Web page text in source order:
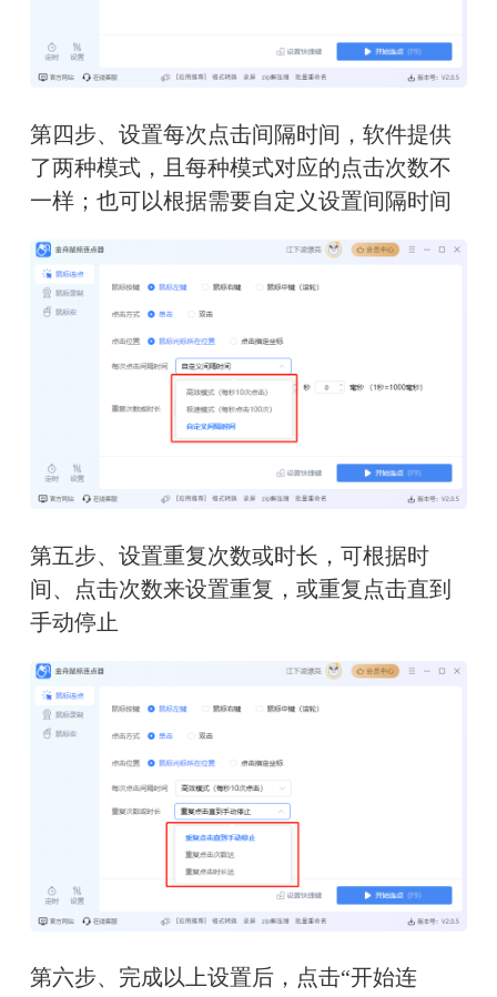
第四步、设置每次点击间隔时间，软件提供
了两种模式，且每种模式对应的点击次数不
一样；也可以根据需要自定义设置间隔时间
第五步、设置重复次数或时长，可根据时
间、点击次数来设置重复，或重复点击直到
手动停止
第六步、完成以上设置后，点击“开始连